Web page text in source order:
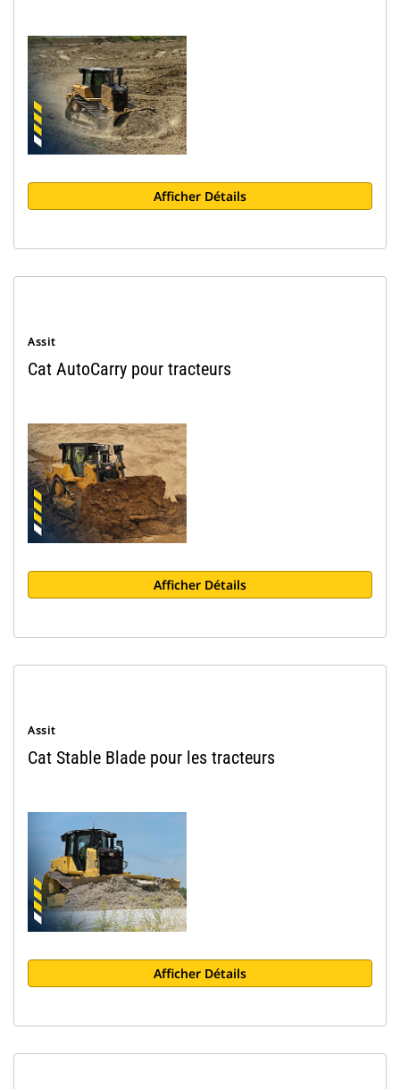
Afficher Détails
Assit
Cat AutoCarry pour tracteurs
Afficher Détails
Assit
Cat Stable Blade pour les tracteurs
Afficher Détails